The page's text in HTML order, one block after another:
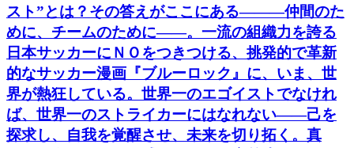
スト”とは？その答えがここにある―――仲間のた
めに、チームのために――。一流の組織力を誇る
日本サッカーにＮＯをつきつける、挑発的で革新
的なサッカー漫画『ブルーロック』に、いま、世
界が熱狂している。世界一のエゴイストでなけれ
ば、世界一のストライカーにはなれない――己を
探求し、自我を覚醒させ、未来を切り拓く。真